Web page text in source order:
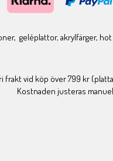
geléplattor, akrylfärger,
frakt vid köp över 799 kr
Kostnaden justeras